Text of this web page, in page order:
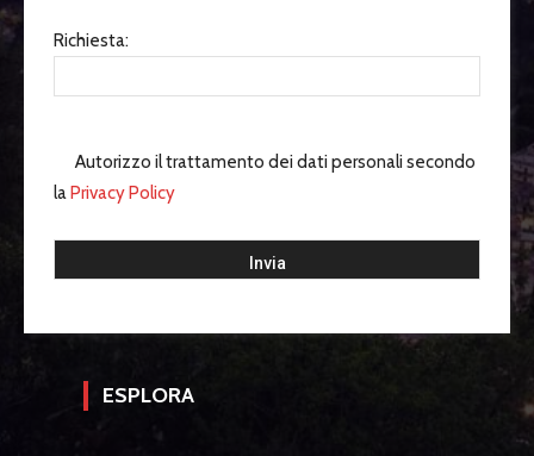
Richiesta:
Autorizzo il trattamento dei dati personali secondo
la Privacy Policy
ESPLORA